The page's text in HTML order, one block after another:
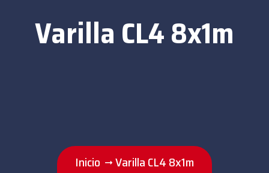
Varilla CL4 8x1m
Inicio Varilla CL4 8x1m